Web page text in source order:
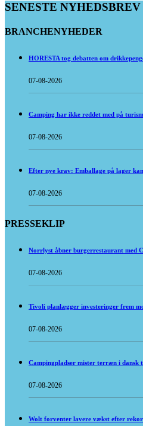
SENESTE NYHEDSBREV
BRANCHENYHEDER
HORESTA tog debatten om
07-08-2026
Camping har ikke reddet med på
07-08-2026
Efter nye krav: Emballage på lager
07-08-2026
PRESSEKLIP
Norrlyst åbner burgerrestaurant med
07-08-2026
Tivoli planlægger investeringer frem
07-08-2026
Campingpladser mister terræn i dansk
07-08-2026
Wolt forventer lavere vækst efter